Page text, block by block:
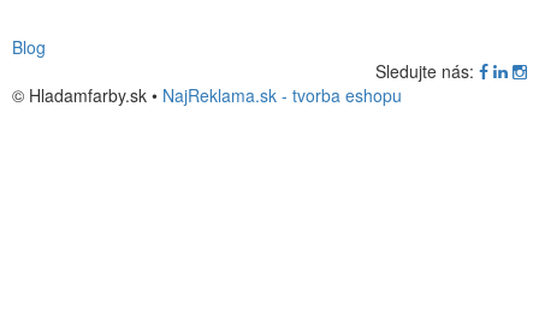
Blog
Sledujte nás:
© Hladamfarby.sk • NajReklama.sk - tvorba eshopu